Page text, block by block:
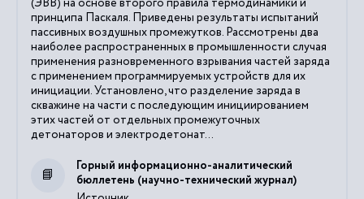
принципа Паскаля. Приведены результаты испытаний
пассивных воздушных промежутков. Рассмотрены два
наиболее распространенных в промышленности случая
применения разновременного взрывания частей заряда
с применением программируемых устройств для их
инициации. Установлено, что разделение заряда в
скважине на части с последующим инициированием
этих частей от отдельных промежуточных
детонаторов и электродетонат...
Горный информационно-аналитический
бюллетень (научно-технический журнал)